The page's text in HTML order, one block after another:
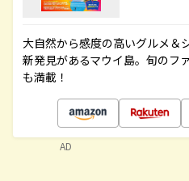
大自然から感度の高いグルメ＆
新発見があるマウイ島。旬のフ
も満載！
AD